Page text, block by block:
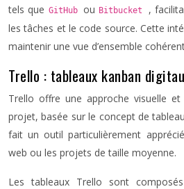
tels que GitHub ou Bitbucket
,
les tâches et le code source. Cette
maintenir une vue d’ensemble
Trello : tableaux kanban
Trello offre une approche visuelle
projet, basée sur le concept de
fait un outil particulièrement
web ou les projets de taille moyenne.
Les tableaux Trello sont